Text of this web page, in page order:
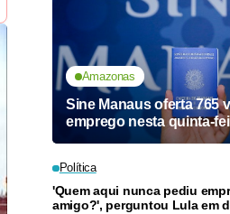
Amazonas
Sine Manaus oferta 765
emprego nesta quinta-
Política
'Quem aqui nunca pediu
amigo?', perguntou Lula em